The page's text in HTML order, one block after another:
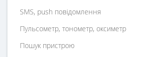
SMS, push повідомлення
Пульсометр, тонометр, оксиметр
Пошук пристрою